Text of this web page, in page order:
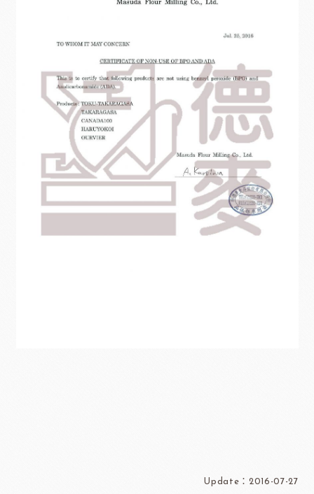
Update：2016-07-27